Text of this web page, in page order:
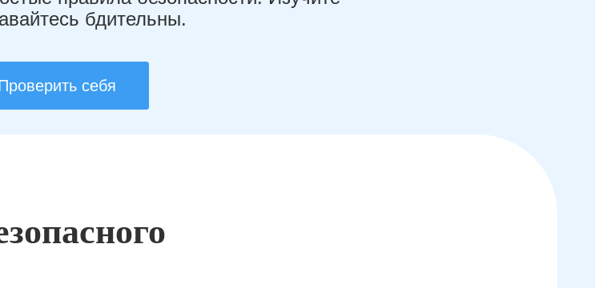
бдительны.
себя